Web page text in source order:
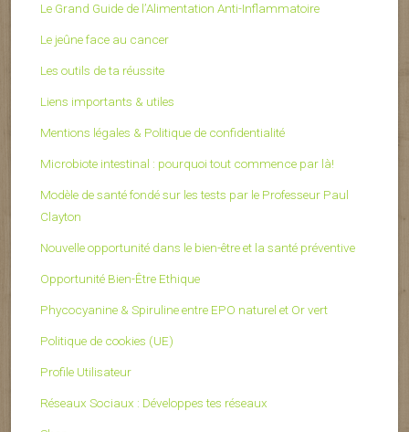
Le Grand Guide de l’Alimentation Anti-Inflammatoire
Le jeûne face au cancer
Les outils de ta réussite
Liens importants & utiles
Mentions légales & Politique de confidentialité
Microbiote intestinal : pourquoi tout commence par là!
Modèle de santé fondé sur les tests par le Professeur Paul
Clayton
Nouvelle opportunité dans le bien-être et la santé préventive
Opportunité Bien-Être Ethique
Phycocyanine & Spiruline entre EPO naturel et Or vert
Politique de cookies (UE)
Profile Utilisateur
Réseaux Sociaux : Développes tes réseaux